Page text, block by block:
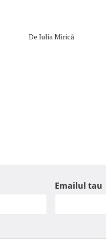
De Iulia Mirică
Emailul tau